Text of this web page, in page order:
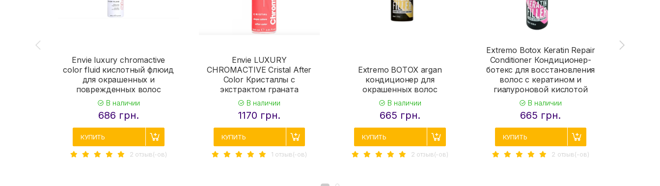
Envie luxury chromactive
color fluid кислотный флюид
для окрашенных и
поврежденных волос
В наличии
686 грн.
КУПИТЬ
2 отзыв(-ов)
Envie LUXURY
CHROMAСTIVE Cristal After
Color Кристаллы с
экстрактом граната
В наличии
1170 грн.
КУПИТЬ
1 отзыв(-ов)
Extremo BOTOX argan
кондиционер для
окрашенных волос
В наличии
665 грн.
КУПИТЬ
2 отзыв(-ов)
Extremo Botox Keratin Repair
Conditioner Кондиционер-
ботекс для восстановления
волос с кератином и
гиалуроновой кислотой
В наличии
665 грн.
КУПИТЬ
2 отзыв(-ов)